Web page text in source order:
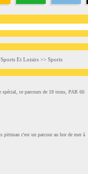
Sports Et Loisirs>> Sports
ce parcours de 18 trous, PAR 66
pittman c'est un parcour au bor de mer à